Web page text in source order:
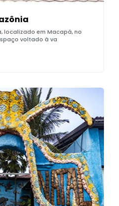
localizado em Macapá, no
voltado à va